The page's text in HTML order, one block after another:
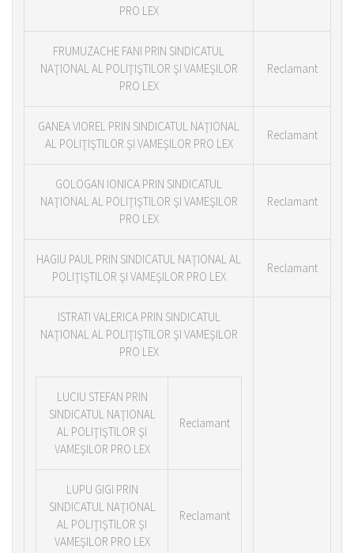
PRO LEX
FRUMUZACHE FANI PRIN SINDICATUL
NAŢIONAL AL POLIŢIŞTILOR ŞI VAMEŞILOR
PRO LEX
Reclamant
GANEA VIOREL PRIN SINDICATUL NAŢIONAL
AL POLIŢIŞTILOR ŞI VAMEŞILOR PRO LEX
Reclamant
GOLOGAN IONICA PRIN SINDICATUL
NAŢIONAL AL POLIŢIŞTILOR ŞI VAMEŞILOR
PRO LEX
Reclamant
HAGIU PAUL PRIN SINDICATUL NAŢIONAL AL
POLIŢIŞTILOR ŞI VAMEŞILOR PRO LEX
Reclamant
ISTRATI VALERICA PRIN SINDICATUL
NAŢIONAL AL POLIŢIŞTILOR ŞI VAMEŞILOR
PRO LEX
LUCIU STEFAN PRIN
SINDICATUL NAŢIONAL
AL POLIŢIŞTILOR ŞI
VAMEŞILOR PRO LEX
Reclamant
LUPU GIGI PRIN
SINDICATUL NAŢIONAL
AL POLIŢIŞTILOR ŞI
VAMEŞILOR PRO LEX
Reclamant